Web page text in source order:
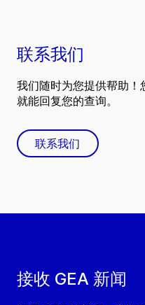
接收 GEA 新闻
联系我们
我们随时为您提供帮助！
就能回复您的查询。
联系我们